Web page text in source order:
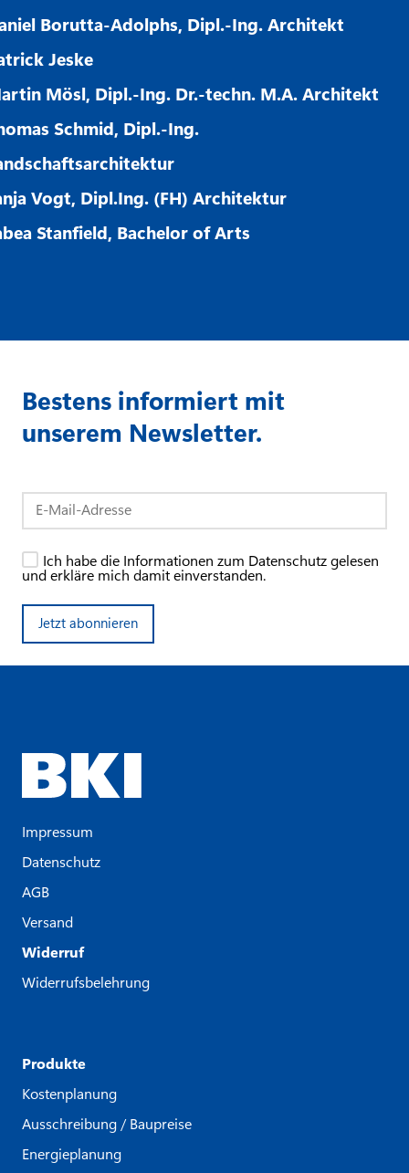
Borutta-Adolphs, Dipl.-Ing. Architekt
Jeske
Mösl, Dipl.-Ing. Dr.-techn. M.A. Architekt
Schmid, Dipl.-Ing.
Vogt, Dipl.Ing. (FH) Architektur
Stanfield, Bachelor of Arts
Bestens informiert mit
unserem Newsletter.
Jetzt abonnieren
Ich habe die Informationen zum Datenschutz gelesen
und erkläre mich damit einverstanden.
Impressum
Datenschutz
AGB
Versand
Widerruf
Widerrufsbelehrung
Produkte
Kostenplanung
Ausschreibung / Baupreise
Energieplanung